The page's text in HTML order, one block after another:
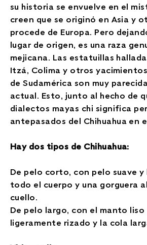
su historia se envuelve en el
creen que se originó en Asia y
procede de Europa. Pero
lugar de origen, es una raza
mejicana. Las estatuillas
Itzá, Colima y otros
de Sudamérica son muy
actual. Esto, junto al hecho de
dialectos mayas chi significa
antepasados del Chihuahua en
Hay dos tipos de Chihuahua:
De pelo corto, con pelo suave
todo el cuerpo y una gorguera
cuello.
De pelo largo, con el manto liso
ligeramente rizado y la cola